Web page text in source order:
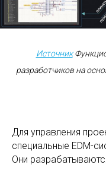
Источник
разработчиков на
Для управления
специальные EDM-
Они